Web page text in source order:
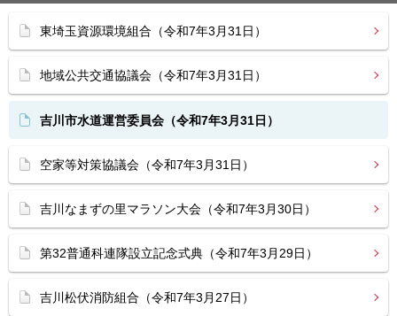
東埼玉資源環境組合（令和7年3月31日）
地域公共交通協議会（令和7年3月31日）
吉川市水道運営委員会（令和7年3月31日）
空家等対策協議会（令和7年3月31日）
吉川なまずの里マラソン大会（令和7年3月30日）
第32普通科連隊設立記念式典（令和7年3月29日）
吉川松伏消防組合（令和7年3月27日）